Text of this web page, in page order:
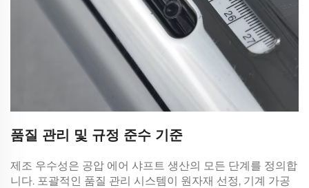
품질 관리 및 규정 준수 기준
제조 우수성은 공압 에어 샤프트 생산의 모든 단계를 정의합
니다. 포괄적인 품질 관리 시스템이 원자재 선정, 기계 가공